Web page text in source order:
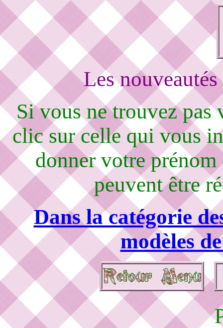
Les
Si vous ne trouvez pas
clic sur celle qui vous
donner votre
peuvent être
Dans la catégorie
modèles